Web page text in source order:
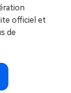
officiel et
de